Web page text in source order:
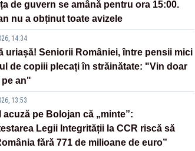
de guvern se amână pentru ora 15:00.
nu a obținut toate avizele
14:34
uriașă! Seniorii României, între pensii mici
de copiii plecați în străinătate: "Vin doar
an"
13:53
acuză pe Bolojan că „minte”:
Legii Integrității la CCR riscă să
fără 771 de milioane de euro”